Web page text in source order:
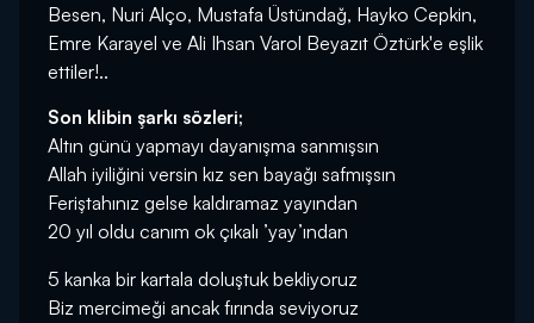
Besen, Nuri Alço, Mustafa Üstündağ, Hayko Cepkin,
Emre Karayel ve Ali Ihsan Varol Beyazıt Öztürk'e eşlik
ettiler!..
Son klibin şarkı sözleri;
Altın günü yapmayı dayanışma sanmışsın
Allah iyiliğini versin kız sen bayağı safmışsın
Feriştahınız gelse kaldıramaz yayından
20 yıl oldu canım ok çıkalı ’yay’ından
5 kanka bir kartala doluştuk bekliyoruz
Biz mercimeği ancak fırında seviyoruz